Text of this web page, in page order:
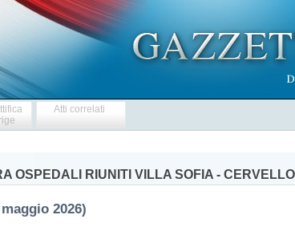
Atti correlati
OSPEDALI RIUNITI VILLA SOFIA -
2026)